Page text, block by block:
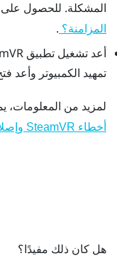
المشكلة. للحصول على
المزامنة؟ .
أعد تشغيل تطبيق
تمهيد الكمبيوتر وأعد
لمزيد من
أخطاء SteamVR وإصلاحها
هل كان ذلك مفيدًا؟